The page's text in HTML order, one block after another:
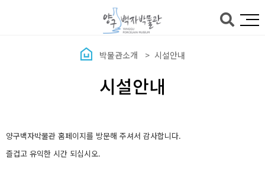
박물관소개 시설안내
시설안내
양구백자박물관 홈페이지를 방문해 주셔서 감사합니다.
즐겁고 유익한 시간 되십시오.